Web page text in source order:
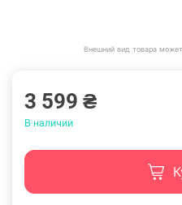
Внешний вид товара
3 599 ₴
В наличии